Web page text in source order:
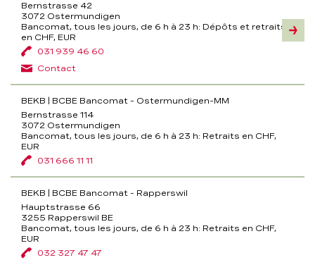
Bernstrasse 42
3072 Ostermundigen
Bancomat, tous les jours, de 6 h à 23 h: Dépôts et retraits
en CHF, EUR
031 939 46 60
Contact
BEKB | BCBE Bancomat - Ostermundigen-MM
Bernstrasse 114
3072 Ostermundigen
Bancomat, tous les jours, de 6 h à 23 h: Retraits en CHF,
EUR
031 666 11 11
BEKB | BCBE Bancomat - Rapperswil
Hauptstrasse 66
3255 Rapperswil BE
Bancomat, tous les jours, de 6 h à 23 h: Retraits en CHF,
EUR
032 327 47 47